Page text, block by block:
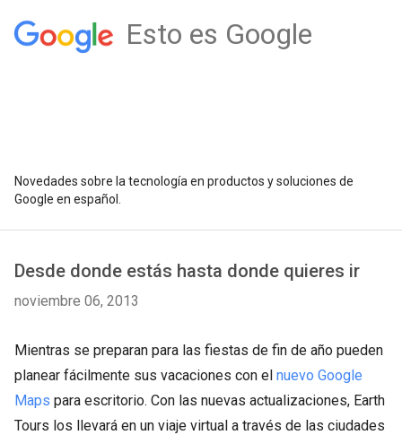
Esto es Google
Novedades sobre la tecnología en productos y soluciones de
Google en español.
Desde donde estás hasta donde quieres ir
noviembre 06, 2013
Mientras se preparan para las fiestas de fin de año pueden
planear fácilmente sus vacaciones con el nuevo Google
Maps para escritorio. Con las nuevas actualizaciones, Earth
Tours los llevará en un viaje virtual a través de las ciudades